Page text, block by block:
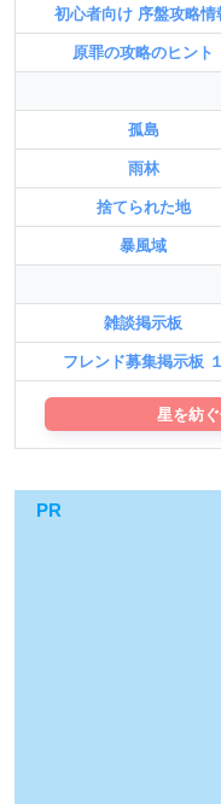
初心者向け 序盤攻略情
原罪の攻略のヒント
孤島
雨林
捨てられた地
暴風域
雑談掲示板
フレンド募集掲示板 １
星を紡
PR